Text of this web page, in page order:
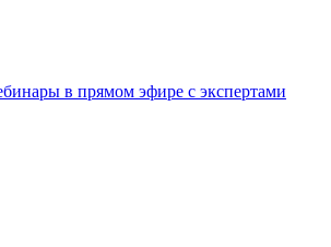
в прямом эфире с экспертами